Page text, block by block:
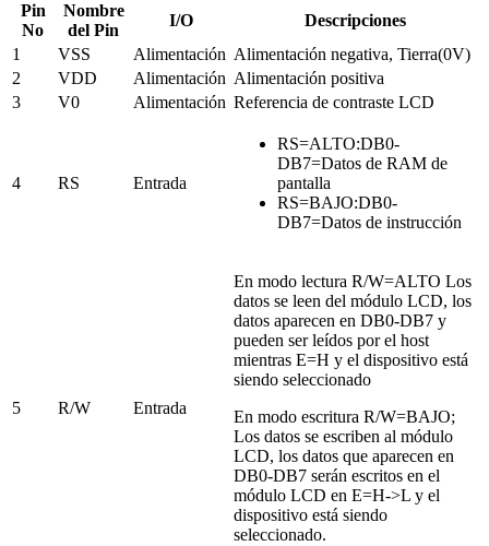
Pin
No
Nombre
del Pin
I/O
Descripciones
1
VSS Alimentación Alimentación negativa, Tierra(0V)
2
VDD Alimentación Alimentación positiva
3
V0 Alimentación Referencia de contraste LCD
4 RS Entrada
RS=ALTO:DB0-
DB7=Datos de RAM de
pantalla
RS=BAJO:DB0-
DB7=Datos de instrucción
5 R/W Entrada
En modo lectura R/W=ALTO Los
datos se leen del módulo LCD, los
datos aparecen en DB0-DB7 y
pueden ser leídos por el host
mientras E=H y el dispositivo está
siendo seleccionado
En modo escritura R/W=BAJO;
Los datos se escriben al módulo
LCD, los datos que aparecen en
DB0-DB7 serán escritos en el
módulo LCD en E=H->L y el
dispositivo está siendo
seleccionado.